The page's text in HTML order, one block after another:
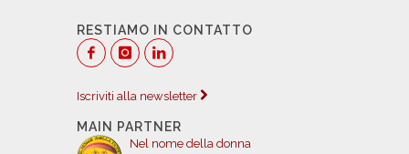
RESTIAMO IN CONTATTO
Iscriviti alla newsletter
MAIN PARTNER
Nel nome della donna